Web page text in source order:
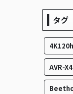
タグ
AVR-